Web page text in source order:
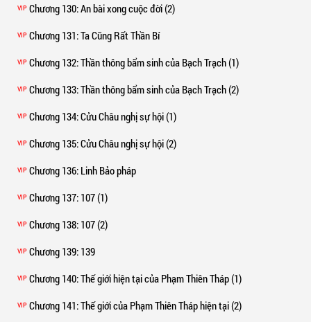
VIP Chương 130: An bài xong cuộc đời (2)
VIP Chương 131: Ta Cũng Rất Thần Bí
VIP Chương 132: Thần thông bẩm sinh của Bạch Trạch (1)
VIP Chương 133: Thần thông bẩm sinh của Bạch Trạch (2)
VIP Chương 134: Cửu Châu nghị sự hội (1)
VIP Chương 135: Cửu Châu nghị sự hội (2)
VIP Chương 136: Linh Bảo pháp
VIP Chương 137: 107 (1)
VIP Chương 138: 107 (2)
VIP Chương 139: 139
VIP Chương 140: Thế giới hiện tại của Phạm Thiên Tháp (1)
VIP Chương 141: Thế giới của Phạm Thiên Tháp hiện tại (2)